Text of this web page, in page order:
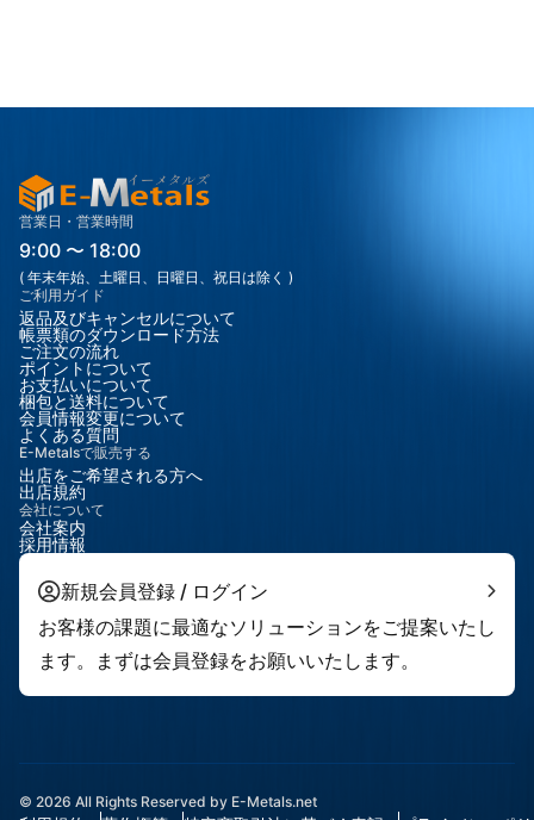
営業日・営業時間
9:00 〜 18:00
( 年末年始、土曜日、日曜日、祝日は除く )
ご利用ガイド
返品及びキャンセルについて
帳票類のダウンロード方法
ご注文の流れ
ポイントについて
お支払いについて
梱包と送料について
会員情報変更について
よくある質問
E-Metalsで販売する
出店をご希望される方へ
出店規約
会社について
会社案内
採用情報
新規会員登録 / ログイン
お客様の課題に最適なソリューションをご提案いたし
ます。まずは会員登録をお願いいたします。
© 2026 All Rights Reserved by E-Metals.net